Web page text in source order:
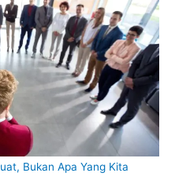
Bukan Apa Yang Kita